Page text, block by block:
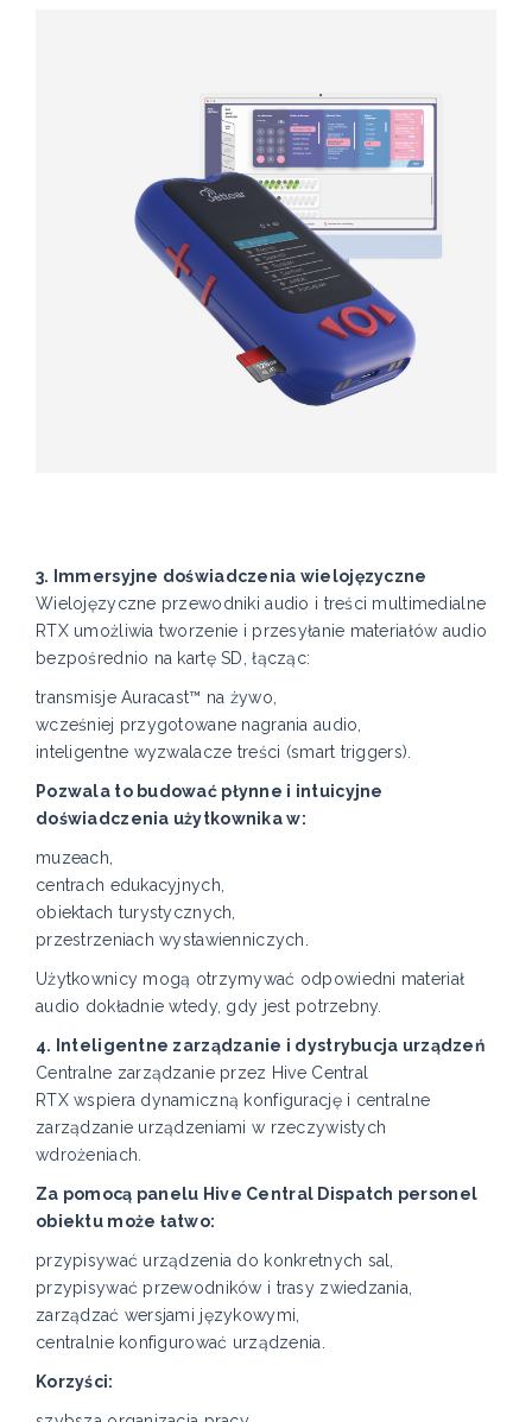
3. Immersyjne doświadczenia wielojęzyczne
Wielojęzyczne przewodniki audio i treści multimedialne
RTX umożliwia tworzenie i przesyłanie materiałów audio
bezpośrednio na kartę SD, łącząc:
transmisje Auracast™ na żywo,
wcześniej przygotowane nagrania audio,
inteligentne wyzwalacze treści (smart triggers).
Pozwala to budować płynne i intuicyjne
doświadczenia użytkownika w:
muzeach,
centrach edukacyjnych,
obiektach turystycznych,
przestrzeniach wystawienniczych.
Użytkownicy mogą otrzymywać odpowiedni materiał
audio dokładnie wtedy, gdy jest potrzebny.
4. Inteligentne zarządzanie i dystrybucja urządzeń
Centralne zarządzanie przez Hive Central
RTX wspiera dynamiczną konfigurację i centralne
zarządzanie urządzeniami w rzeczywistych
wdrożeniach.
Za pomocą panelu Hive Central Dispatch personel
obiektu może łatwo:
przypisywać urządzenia do konkretnych sal,
przypisywać przewodników i trasy zwiedzania,
zarządzać wersjami językowymi,
centralnie konfigurować urządzenia.
Korzyści: